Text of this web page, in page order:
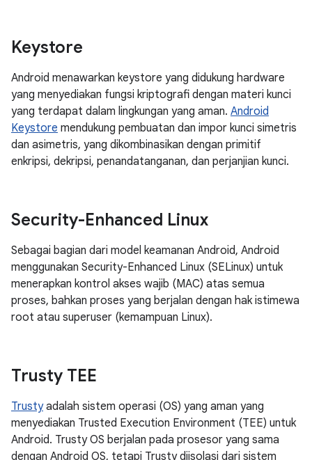
Keystore
Android menawarkan keystore yang didukung hardware
yang menyediakan fungsi kriptografi dengan materi kunci
yang terdapat dalam lingkungan yang aman. Android
Keystore mendukung pembuatan dan impor kunci simetris
dan asimetris, yang dikombinasikan dengan primitif
enkripsi, dekripsi, penandatanganan, dan perjanjian kunci.
Security-Enhanced Linux
Sebagai bagian dari model keamanan Android, Android
menggunakan Security-Enhanced Linux (SELinux) untuk
menerapkan kontrol akses wajib (MAC) atas semua
proses, bahkan proses yang berjalan dengan hak istimewa
root atau superuser (kemampuan Linux).
Trusty TEE
Trustyadalah sistem operasi (OS) yang aman yang
menyediakan Trusted Execution Environment (TEE) untuk
Android. Trusty OS berjalan pada prosesor yang sama
dengan Android OS, tetapi Trusty diisolasi dari sistem